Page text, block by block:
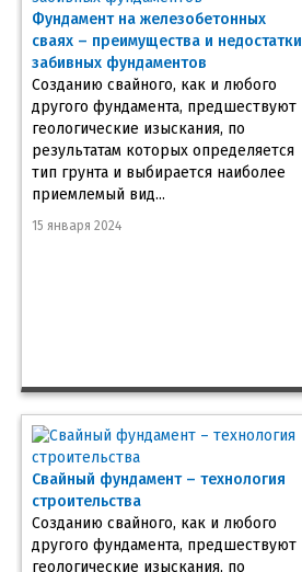
Фундамент на железобетонных
сваях – преимущества и недостатки
забивных фундаментов
Созданию свайного, как и любого
другого фундамента, предшествуют
геологические изыскания, по
результатам которых определяется
тип грунта и выбирается наиболее
приемлемый вид...
15 января 2024
Свайный фундамент – технология
строительства
Созданию свайного, как и любого
другого фундамента, предшествуют
геологические изыскания, по